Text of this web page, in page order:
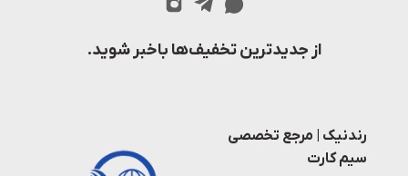
از جدیدترین تخفیف‌ها باخبر شوید.
رندنیک | مرجع تخصصی
سیم کارت